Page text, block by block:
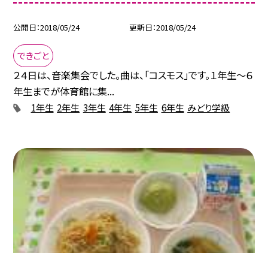
公開日 2018/05/24 更新日 2018/05/24
できごと
２４日は、音楽集会でした。曲は、「コスモス」です。１年生〜６
年生までが体育館に集...
1年生 2年生 3年生 4年生 5年生 6年生 みどり学級